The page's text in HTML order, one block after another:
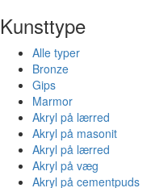
Kunsttype
Alle typer
Bronze
Gips
Marmor
Akryl på lærred
Akryl på masonit
Akryl på lærred
Akryl på væg
Akryl på cementpuds